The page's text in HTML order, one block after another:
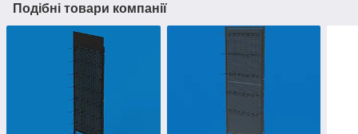
Подібні товари компанії